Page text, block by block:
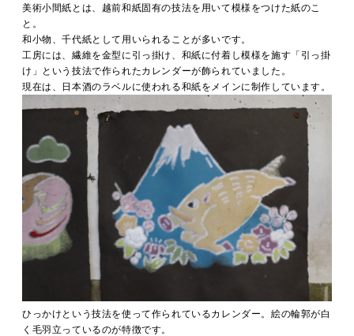
美術小間紙とは、越前和紙固有の技法を用いて模様をつけた紙のこ
と。
和小物、千代紙として用いられることが多いです。
工房には、繊維を金型に引っ掛け、和紙に付着し模様を施す「引っ掛
け」という技法で作られたカレンダーが飾られていました。
現在は、日本酒のラベルに使われる和紙をメインに制作しています。
ひっかけという技法を使って作られているカレンダー。絵の輪郭が白
く毛羽立っているのが特徴です。